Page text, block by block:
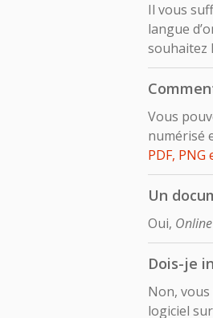
Il vous
langue
souhaitez
Vous
numérisé
PDF, PNG
Un
Oui,
Dois-je
Non,
logiciel